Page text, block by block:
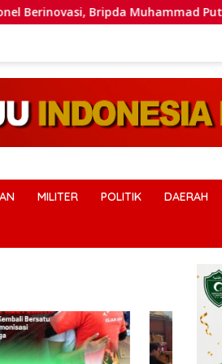
Bripda Muhammad Putra Aulia
MILITER POLITIK DAERAH